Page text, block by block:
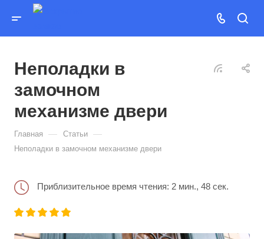
Неполадки в
замочном
механизме двери
Главная — Статьи —
Неполадки в замочном механизме двери
Приблизительное время чтения: 2 мин., 48 сек.